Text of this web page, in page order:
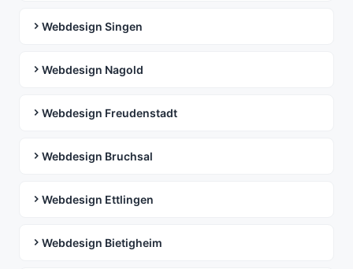
Webdesign Singen
Webdesign Nagold
Webdesign Freudenstadt
Webdesign Bruchsal
Webdesign Ettlingen
Webdesign Bietigheim